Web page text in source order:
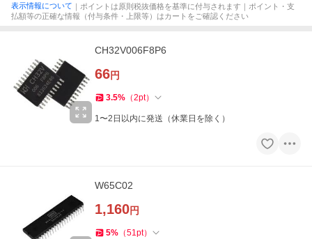
表示情報について ｜ポイントは原則税抜価格を基準に付与されます｜ポイント・支
払額等の正確な情報（付与条件・上限等）はカートをご確認ください
CH32V006F8P6
66円
3.5% （2pt）
1〜2日以内に発送（休業日を除く）
W65C02
1,160円
5% （51pt）